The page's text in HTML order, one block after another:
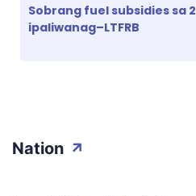
Sobrang fuel subsidies sa
ipaliwanag–LTFRB
Nation